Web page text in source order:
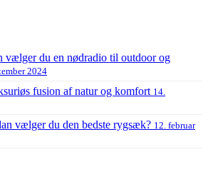
vælger du en nødradio til outdoor og
2024
fusion af natur og komfort 14.
vælger du den bedste rygsæk? 12. februar